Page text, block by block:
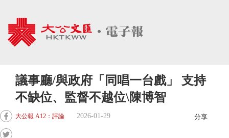
議事廳/與政府「同唱一台戲」 支持
不缺位、監督不越位\陳博智
大公報 A12：評論 2026-01-29 分享